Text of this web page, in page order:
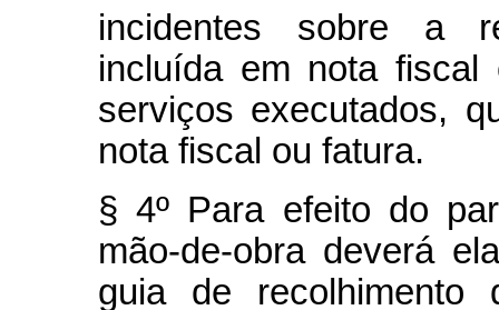
incidentes sobre a
incluída em nota fiscal
serviços executados,
nota fiscal ou fatura.
§ 4º Para efeito do
mão-de-obra deverá
guia de recolhimento